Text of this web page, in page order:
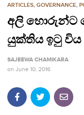
ARTICLES, GOVERNANCE,
අලි හොරුන්ට
යුක්තිය ඉටු
SAJEEWA CHAMIKARA
on June 10, 2016